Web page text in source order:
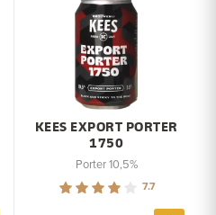
KEES EXPORT PORTER
1750
Porter 10,5%
7.7